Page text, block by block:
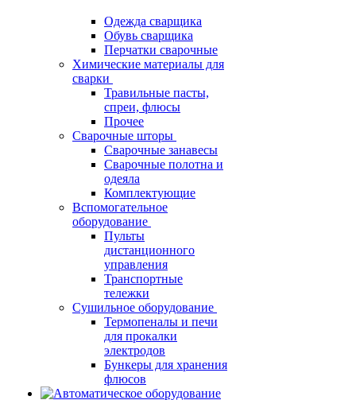
Одежда сварщика
Обувь сварщика
Перчатки сварочные
Химические материалы для
сварки
Травильные пасты,
спреи, флюсы
Прочее
Сварочные шторы
Сварочные занавесы
Сварочные полотна и
одеяла
Комплектующие
Вспомогательное
оборудование
Пульты
дистанционного
управления
Транспортные
тележки
Сушильное оборудование
Термопеналы и печи
для прокалки
электродов
Бункеры для хранения
флюсов